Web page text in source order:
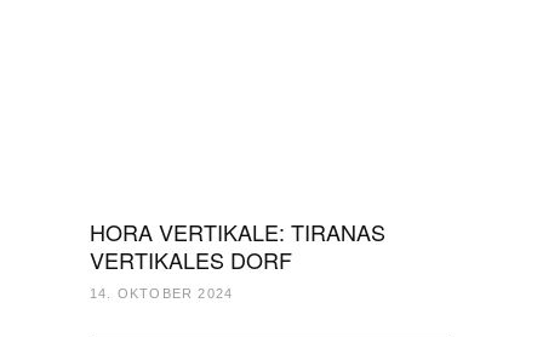
HORA VERTIKALE: TIRANAS
VERTIKALES DORF
14. OKTOBER 2024